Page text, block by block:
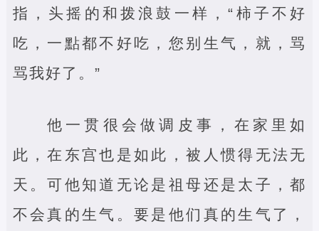
指，头摇的和拨浪鼓一样，“柿子不好
吃，一點都不好吃，您别生气，就，骂
骂我好了。”
他一贯很会做调皮事，在家里如
此，在东宫也是如此，被人惯得无法无
天。可他知道无论是祖母还是太子，都
不会真的生气。要是他们真的生气了，